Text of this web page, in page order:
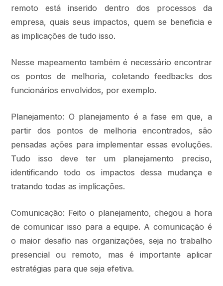
remoto está inserido dentro dos processos da
empresa, quais seus impactos, quem se beneficia e
as implicações de tudo isso.
Nesse mapeamento também é necessário encontrar
os pontos de melhoria, coletando feedbacks dos
funcionários envolvidos, por exemplo.
Planejamento: O planejamento é a fase em que, a
partir dos pontos de melhoria encontrados, são
pensadas ações para implementar essas evoluções.
Tudo isso deve ter um planejamento preciso,
identificando todo os impactos dessa mudança e
tratando todas as implicações.
Comunicação: Feito o planejamento, chegou a hora
de comunicar isso para a equipe. A comunicação é
o maior desafio nas organizações, seja no trabalho
presencial ou remoto, mas é importante aplicar
estratégias para que seja efetiva.